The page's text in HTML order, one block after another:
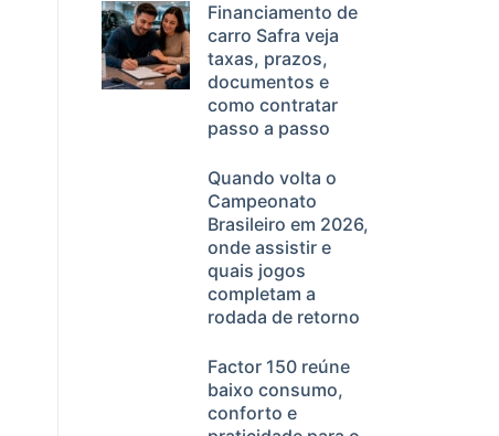
Financiamento de
carro Safra veja
taxas, prazos,
documentos e
como contratar
passo a passo
Quando volta o
Campeonato
Brasileiro em 2026,
onde assistir e
quais jogos
completam a
rodada de retorno
Factor 150 reúne
baixo consumo,
conforto e